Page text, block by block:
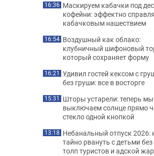
16:36 Маскируем кабачки под
кофейни: эффектно
кабачковым нашествием
16:54 Воздушный как облако:
клубничный шифоновый
который сохраняет форму
16:21 Удивил гостей кексом с
без груши: все в восторге
15:31 Шторы устарели: теперь мы
выключаем солнце прямо
стекло одной кнопкой
13:18 Небанальный отпуск 2026:
тайно рвануть с детьми без
толп туристов и адской